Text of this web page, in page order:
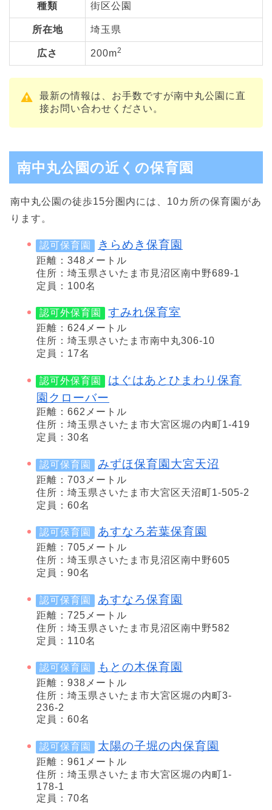
種類 街区公園
所在地 埼玉県
広さ 200m2
最新の情報は、お手数ですが南中丸公園に直
接お問い合わせください。
南中丸公園の近くの保育園
南中丸公園の徒歩15分圏内には、10カ所の保育園があ
ります。
認可保育園 きらめき保育園
距離：348メートル
住所：埼玉県さいたま市見沼区南中野689-1
定員：100名
認可外保育園 すみれ保育室
距離：624メートル
住所：埼玉県さいたま市南中丸306-10
定員：17名
認可外保育園
はぐはあとひまわり保育
園クローバー
距離：662メートル
住所：埼玉県さいたま市大宮区堀の内町1-419
定員：30名
認可保育園 みずほ保育園大宮天沼
距離：703メートル
住所：埼玉県さいたま市大宮区天沼町1-505-2
定員：60名
認可保育園 あすなろ若葉保育園
距離：705メートル
住所：埼玉県さいたま市見沼区南中野605
定員：90名
認可保育園 あすなろ保育園
距離：725メートル
住所：埼玉県さいたま市見沼区南中野582
定員：110名
認可保育園 もとの木保育園
距離：938メートル
住所：埼玉県さいたま市大宮区堀の内町3-
236-2
定員：60名
認可保育園 太陽の子堀の内保育園
距離：961メートル
住所：埼玉県さいたま市大宮区堀の内町1-
178-1
定員：70名